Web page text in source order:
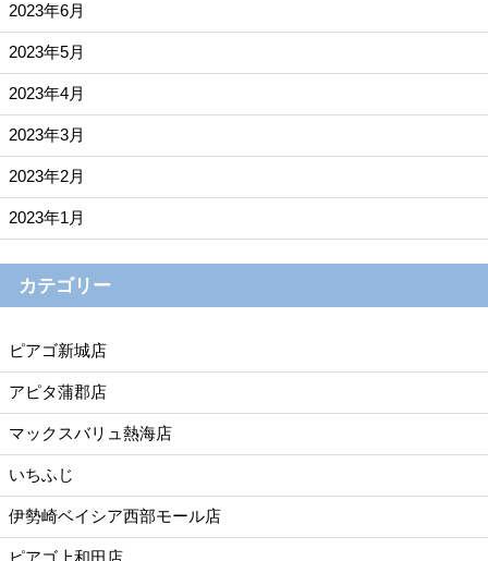
2023年6月
2023年5月
2023年4月
2023年3月
2023年2月
2023年1月
カテゴリー
ピアゴ新城店
アピタ蒲郡店
マックスバリュ熱海店
いちふじ
伊勢崎ベイシア西部モール店